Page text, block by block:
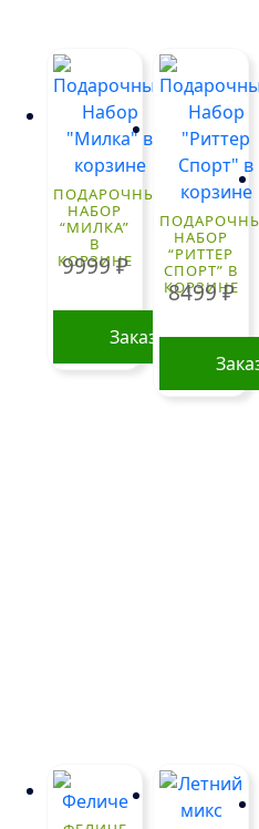
ПОДАРОЧНЫЙ
НАБОР
“МИЛКА”
В
КОРЗИНЕ
9999₽
Заказать
НАБОР
“РИТТЕР
СПОРТ” В
КОРЗИНЕ
8499₽